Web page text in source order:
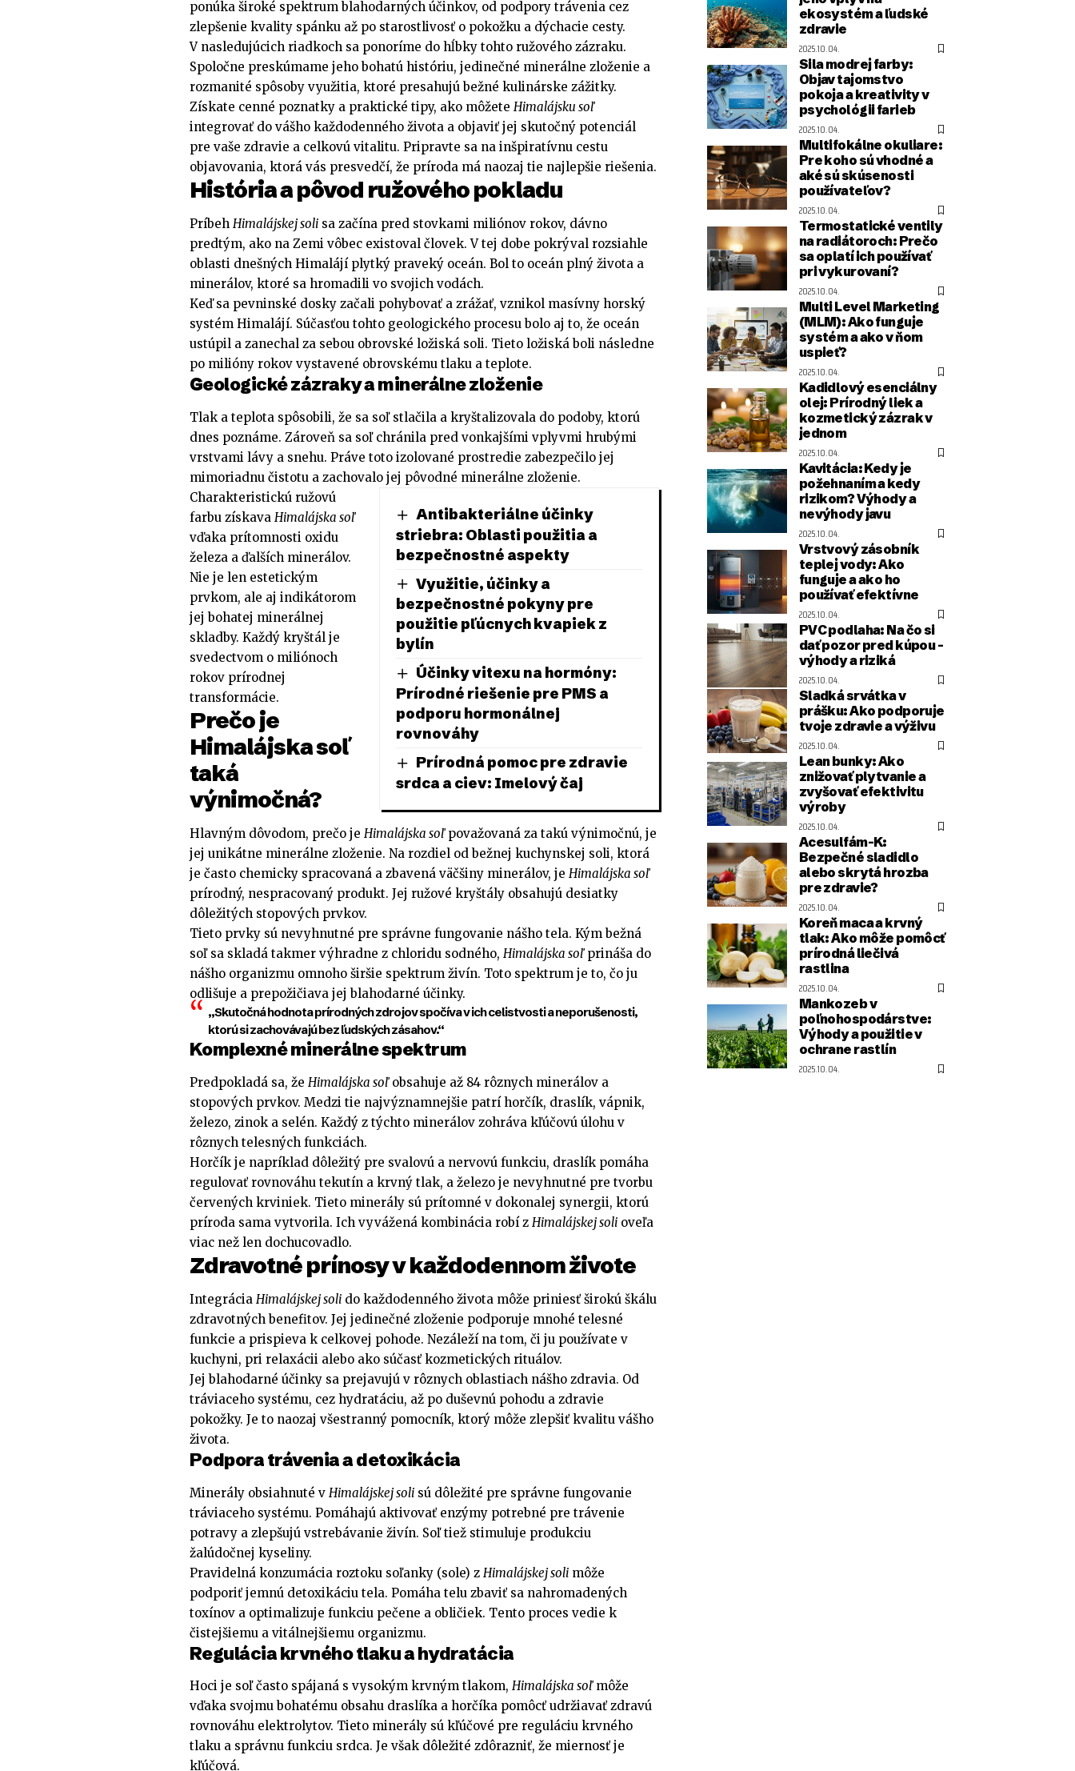
ponúka široké spektrum blahodarných účinkov, od podpory trávenia cez
zlepšenie kvality spánku až po starostlivosť o pokožku a dýchacie cesty.
V nasledujúcich riadkoch sa ponoríme do hĺbky tohto ružového zázraku.
Spoločne preskúmame jeho bohatú históriu, jedinečné minerálne zloženie a
rozmanité spôsoby využitia, ktoré presahujú bežné kulinárske zážitky.
Získate cenné poznatky a praktické tipy, ako môžete Himalájsku soľ
integrovať do vášho každodenného života a objaviť jej skutočný potenciál
pre vaše zdravie a celkovú vitalitu. Pripravte sa na inšpiratívnu cestu
objavovania, ktorá vás presvedčí, že príroda má naozaj tie najlepšie riešenia.
História a pôvod ružového pokladu
Príbeh Himalájskej soli sa začína pred stovkami miliónov rokov, dávno
predtým, ako na Zemi vôbec existoval človek. V tej dobe pokrýval rozsiahle
oblasti dnešných Himalájí plytký praveký oceán. Bol to oceán plný života a
minerálov, ktoré sa hromadili vo svojich vodách.
Keď sa pevninské dosky začali pohybovať a zrážať, vznikol masívny horský
systém Himalájí. Súčasťou tohto geologického procesu bolo aj to, že oceán
ustúpil a zanechal za sebou obrovské ložiská soli. Tieto ložiská boli následne
po milióny rokov vystavené obrovskému tlaku a teplote.
Geologické zázraky a minerálne zloženie
Tlak a teplota spôsobili, že sa soľ stlačila a kryštalizovala do podoby, ktorú
dnes poznáme. Zároveň sa soľ chránila pred vonkajšími vplyvmi hrubými
vrstvami lávy a snehu. Práve toto izolované prostredie zabezpečilo jej
mimoriadnu čistotu a zachovalo jej pôvodné minerálne zloženie.
Antibakteriálne účinky
striebra: Oblasti použitia a
bezpečnostné aspekty
Využitie, účinky a
bezpečnostné pokyny pre
použitie pľúcnych kvapiek z
bylín
Účinky vitexu na hormóny:
Prírodné riešenie pre PMS a
podporu hormonálnej
rovnováhy
Prírodná pomoc pre zdravie
srdca a ciev: Imelový čaj
Charakteristickú ružovú
farbu získava Himalájska soľ
vďaka prítomnosti oxidu
železa a ďalších minerálov.
Nie je len estetickým
prvkom, ale aj indikátorom
jej bohatej minerálnej
skladby. Každý kryštál je
svedectvom o miliónoch
rokov prírodnej
transformácie.
Prečo je
Himalájska soľ
taká
výnimočná?
Hlavným dôvodom, prečo je Himalájska soľpovažovaná za takú výnimočnú, je
jej unikátne minerálne zloženie. Na rozdiel od bežnej kuchynskej soli, ktorá
je často chemicky spracovaná a zbavená väčšiny minerálov, je Himalájska soľ
prírodný, nespracovaný produkt. Jej ružové kryštály obsahujú desiatky
dôležitých stopových prvkov.
Tieto prvky sú nevyhnutné pre správne fungovanie nášho tela. Kým bežná
soľ sa skladá takmer výhradne z chloridu sodného, Himalájska soľprináša do
nášho organizmu omnoho širšie spektrum živín. Toto spektrum je to, čo ju
odlišuje a prepožičiava jej blahodarné účinky.
„Skutočná hodnota prírodných zdrojov spočíva v ich celistvosti a neporušenosti,
ktorú si zachovávajú bez ľudských zásahov.“
Komplexné minerálne spektrum
Predpokladá sa, že Himalájska soľobsahuje až 84 rôznych minerálov a
stopových prvkov. Medzi tie najvýznamnejšie patrí horčík, draslík, vápnik,
železo, zinok a selén. Každý z týchto minerálov zohráva kľúčovú úlohu v
rôznych telesných funkciách.
Horčík je napríklad dôležitý pre svalovú a nervovú funkciu, draslík pomáha
regulovať rovnováhu tekutín a krvný tlak, a železo je nevyhnutné pre tvorbu
červených krviniek. Tieto minerály sú prítomné v dokonalej synergii, ktorú
príroda sama vytvorila. Ich vyvážená kombinácia robí z Himalájskej soli oveľa
viac než len dochucovadlo.
Zdravotné prínosy v každodennom živote
Integrácia Himalájskej soli do každodenného života môže priniesť širokú škálu
zdravotných benefitov. Jej jedinečné zloženie podporuje mnohé telesné
funkcie a prispieva k celkovej pohode. Nezáleží na tom, či ju používate v
kuchyni, pri relaxácii alebo ako súčasť kozmetických rituálov.
Jej blahodarné účinky sa prejavujú v rôznych oblastiach nášho zdravia. Od
tráviaceho systému, cez hydratáciu, až po duševnú pohodu a zdravie
pokožky. Je to naozaj všestranný pomocník, ktorý môže zlepšiť kvalitu vášho
života.
Podpora trávenia a detoxikácia
Minerály obsiahnuté v Himalájskej soli sú dôležité pre správne fungovanie
tráviaceho systému. Pomáhajú aktivovať enzýmy potrebné pre trávenie
potravy a zlepšujú vstrebávanie živín. Soľ tiež stimuluje produkciu
žalúdočnej kyseliny.
Pravidelná konzumácia roztoku soľanky (sole) z Himalájskej soli môže
podporiť jemnú detoxikáciu tela. Pomáha telu zbaviť sa nahromadených
toxínov a optimalizuje funkciu pečene a obličiek. Tento proces vedie k
čistejšiemu a vitálnejšiemu organizmu.
Regulácia krvného tlaku a hydratácia
Hoci je soľ často spájaná s vysokým krvným tlakom, Himalájska soľmôže
vďaka svojmu bohatému obsahu draslíka a horčíka pomôcť udržiavať zdravú
rovnováhu elektrolytov. Tieto minerály sú kľúčové pre reguláciu krvného
tlaku a správnu funkciu srdca. Je však dôležité zdôrazniť, že miernosť je
kľúčová.
ekosystém a ľudské
zdravie
2025.10.04.
Sila modrej farby:
Objav tajomstvo
pokoja a kreativity v
psychológii farieb
2025.10.04.
Multifokálne okuliare:
Pre koho sú vhodné a
aké sú skúsenosti
používateľov?
2025.10.04.
Termostatické ventily
na radiátoroch: Prečo
sa oplatí ich používať
pri vykurovaní?
2025.10.04.
Multi Level Marketing
(MLM): Ako funguje
systém a ako v ňom
uspieť?
2025.10.04.
Kadidlový esenciálny
olej: Prírodný liek a
kozmetický zázrak v
jednom
2025.10.04.
Kavitácia: Kedy je
požehnaním a kedy
rizikom? Výhody a
nevýhody javu
2025.10.04.
Vrstvový zásobník
teplej vody: Ako
funguje a ako ho
používať efektívne
2025.10.04.
PVC podlaha: Na čo si
dať pozor pred kúpou –
výhody a riziká
2025.10.04.
Sladká srvátka v
prášku: Ako podporuje
tvoje zdravie a výživu
2025.10.04.
Lean bunky: Ako
znižovať plytvanie a
zvyšovať efektivitu
výroby
2025.10.04.
Acesulfám-K:
Bezpečné sladidlo
alebo skrytá hrozba
pre zdravie?
2025.10.04.
Koreň maca a krvný
tlak: Ako môže pomôcť
prírodná liečivá
rastlina
2025.10.04.
Mankozeb v
poľnohospodárstve:
Výhody a použitie v
ochrane rastlín
2025.10.04.